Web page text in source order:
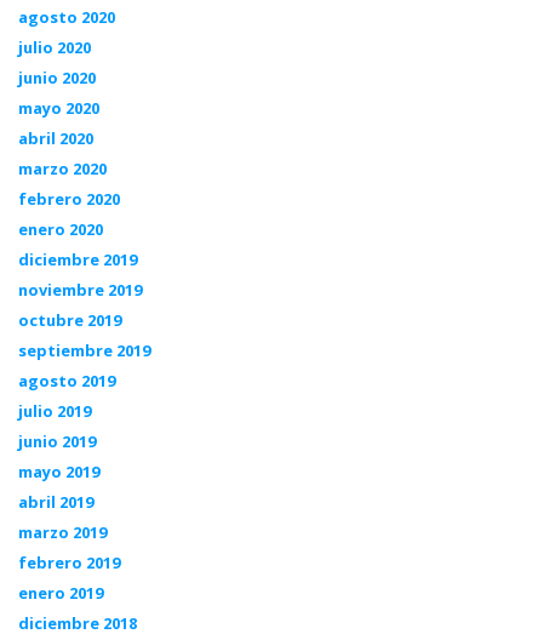
agosto 2020
julio 2020
junio 2020
mayo 2020
abril 2020
marzo 2020
febrero 2020
enero 2020
diciembre 2019
noviembre 2019
octubre 2019
septiembre 2019
agosto 2019
julio 2019
junio 2019
mayo 2019
abril 2019
marzo 2019
febrero 2019
enero 2019
diciembre 2018